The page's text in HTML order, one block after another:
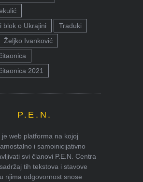
blok o Ukrajini
Traduki
Željko Ivanković
2021
P.E.N.
je web platforma na kojoj
i samoinicijativno
svi članovi P.E.N. Centra
tih tekstova i stavove
njima odgovornost snose